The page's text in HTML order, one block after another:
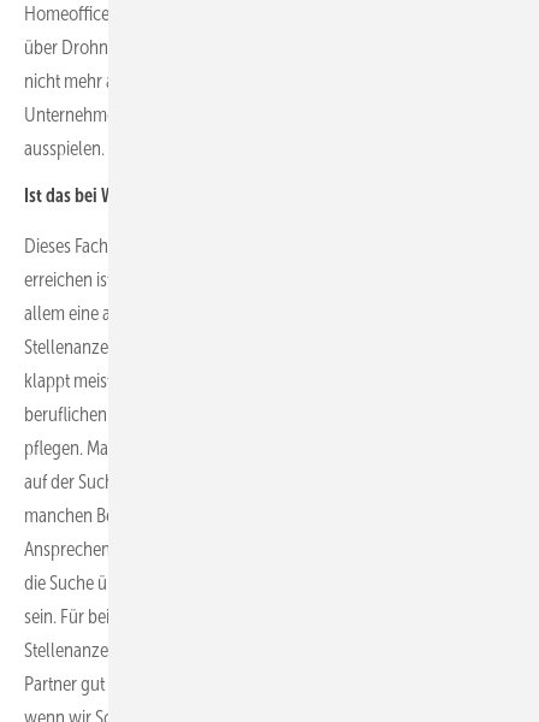
Homeoffice-Angebote helfen auch weiter. So könnte das Aufmaß
über Drohnen gemacht werden und der Handwerker muss dafür
nicht mehr aufs Dach steigen. Solche technischen Setups kann das
Unternehmen bei der Mitarbeitersuche sehr gut kommunizieren und
ausspielen.
Ist das bei White Collar Segment auch so kompliziert?
Dieses Fachkräftesegment ist tendenziell einfacher, weil es besser zu
erreichen ist, vor allem über berufliche Plattformen. Hier ist aber vor
allem eine aktive Ansprache in der Regel erfolgreicher. Über
Stellenanzeigen zu hoffen, dass sich die Fachkräfte bewerben,
klappt meist nicht mehr so gut. Es ist deshalb wichtig, diese
beruflichen Plattformen wie Linkedin zu nutzen und die Kontakte zu
pflegen. Manche Fachkräfte legen auch spezielle Profile an, weil sie
auf der Suche sind. Aber hier liegen die Hürden für einen Wechsel in
manchen Bereichen sehr hoch. Deshalb ist die aktive Suche und das
Ansprechen von Fachkräften dort natürlich sehr wichtig. Aber auch
die Suche über soziale Medien kann in diesem Bereich sehr wichtig
sein. Für beides ist aber einige Erfahrung notwendig, um eine
Stellenanzeige dort wirklich gut zu platzieren. Da kann ein externer
Partner gut weiterhelfen. Wir haben gute Erfahrungen gemacht,
wenn wir Schnittstellen zwischen der Personalabteilung und der